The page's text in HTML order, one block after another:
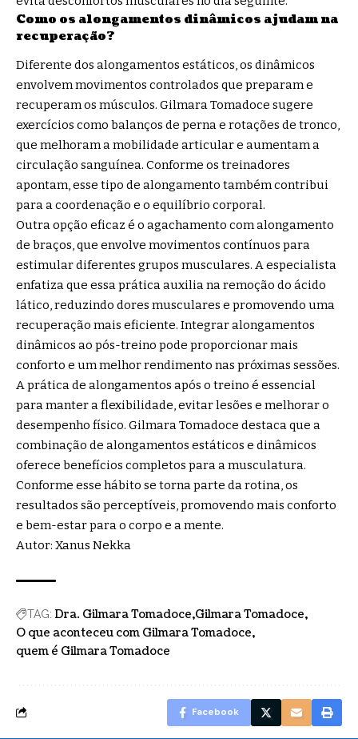
Como os alongamentos dinâmicos ajudam na
recuperação?
Diferente dos alongamentos estáticos, os dinâmicos
envolvem movimentos controlados que preparam e
recuperam os músculos. Gilmara Tomadoce sugere
exercícios como balanços de perna e rotações de tronco,
que melhoram a mobilidade articular e aumentam a
circulação sanguínea. Conforme os treinadores
apontam, esse tipo de alongamento também contribui
para a coordenação e o equilíbrio corporal.
Outra opção eficaz é o agachamento com alongamento
de braços, que envolve movimentos contínuos para
estimular diferentes grupos musculares. A especialista
enfatiza que essa prática auxilia na remoção do ácido
lático, reduzindo dores musculares e promovendo uma
recuperação mais eficiente. Integrar alongamentos
dinâmicos ao pós-treino pode proporcionar mais
conforto e um melhor rendimento nas próximas sessões.
A prática de alongamentos após o treino é essencial
para manter a flexibilidade, evitar lesões e melhorar o
desempenho físico. Gilmara Tomadoce destaca que a
combinação de alongamentos estáticos e dinâmicos
oferece benefícios completos para a musculatura.
Conforme esse hábito se torna parte da rotina, os
resultados são perceptíveis, promovendo mais conforto
e bem-estar para o corpo e a mente.
Autor: Xanus Nekka
TAG: Dra. Gilmara Tomadoce Gilmara Tomadoce
O que aconteceu com Gilmara Tomadoce
quem é Gilmara Tomadoce
Facebook